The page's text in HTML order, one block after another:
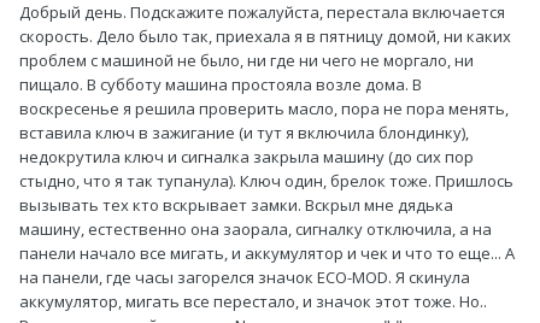
Добрый день. Подскажите пожалуйста, перестала включается
скорость. Дело было так, приехала я в пятницу домой, ни каких
проблем с машиной не было, ни где ни чего не моргало, ни
пищало. В субботу машина простояла возле дома. В
воскресенье я решила проверить масло, пора не пора менять,
вставила ключ в зажигание (и тут я включила блондинку),
недокрутила ключ и сигналка закрыла машину (до сих пор
стыдно, что я так тупанула). Ключ один, брелок тоже. Пришлось
вызывать тех кто вскрывает замки. Вскрыл мне дядька
машину, естественно она заорала, сигналку отключила, а на
панели начало все мигать, и аккумулятор и чек и что то еще... А
на панели, где часы загорелся значок ECO-MOD. Я скинула
аккумулятор, мигать все перестало, и значок этот тоже. Но..